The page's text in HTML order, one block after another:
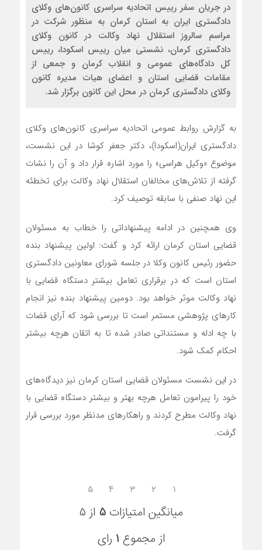
در جریان سفر رییس اتحادیه سراسری کانون‌های وکلای
دادگستری ایران به استان کرمان به منظور شرکت در
مراسم سالروز استقلال نهاد وکالت در کانون وکلای
دادگستری کرمان، نشستی میان رییس اسکودا، رییس
کل دادگاه‌های عمومی و انقلاب کرمان و جمعی از
مقامات قضایی استان و اعضای هیات مدیره کانون
وکلای دادگستری کرمان در محل این کانون برگزار شد.
به گزارش روابط عمومی اتحادیه سراسری کانون‌های وکلای
دادگستری ایران(اسکودا)،‌ دکتر جعفر کوشا در این نشست،
موضوع «وکیل هراسی» را مورد اشاره قرار داد و آن را نشات
گرفته از تلاش‌های مخالفان استقلال نهاد وکالت برای تخطئه
این نهاد صنفی با سابقه توصیف کرد.
وی همچنین در ادامه پیشنهاداتی را خطاب به مسئولان
قضایی استان کرمان ارائه کرد و گفت: اولین پیشنهاد بنده
حضور رئیس کانون وکلا در جلسه شورای معاونین دادگستری
استان است که در برقراری تعامل بیشتر دستگاه قضایی با
نهاد وکالت موثر خواهد بود. دومین پیشنهاد بنده نیز انجام
کارهای پژوهشی مستمر است تا بررسی شود که آرای قضات
با چه ادله و مستنداتی صادر شده تا به اتقان هرچه بیشتر
احکام کمک شود.
در این نشست مسئولان قضایی استان کرمان نیز دیدگاه‌های
خود را پیرامون تعامل هرچه بهتر و بیشتر دستگاه قضایی با
نهاد وکالت مطرح کردند و راهکارهای مدنظر مورد بررسی قرار
گرفت.
۱ ۲ ۳ ۴ ۵
میانگین امتیازات ۵ از ۵
از مجموع ۱ رای